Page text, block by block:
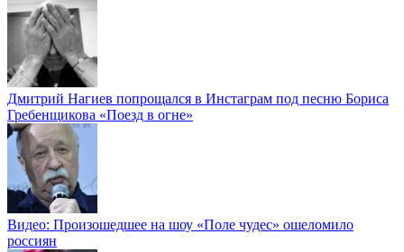
Дмитрий Нагиев попрощался в Инстаграм под песню Бориса
Гребенщикова «Поезд в огне»
Видео: Произошедшее на шоу «Поле чудес» ошеломило
россиян